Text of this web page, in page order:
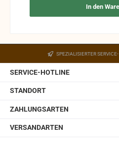
In den
SPEZIALISIERTER
SERVICE-HOTLINE
STANDORT
ZAHLUNGSARTEN
VERSANDARTEN